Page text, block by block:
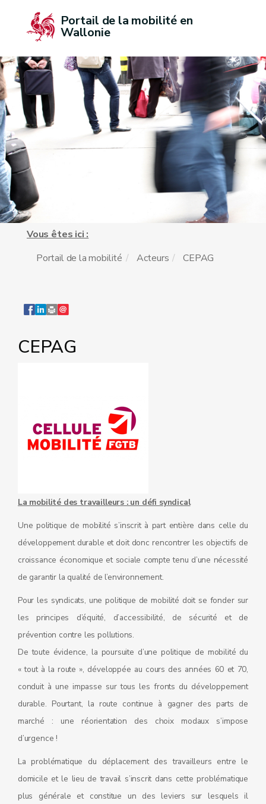
Portail de la mobilité en
Wallonie
Vous êtes ici :
Portail de la mobilité
Acteurs CEPAG
CEPAG
La mobilité des travailleurs : un défi syndical
Une politique de mobilité s’inscrit à part entière dans celle du
développement durable et doit donc rencontrer les objectifs de
croissance économique et sociale compte tenu d’une nécessité
de garantir la qualité de l’environnement.
Pour les syndicats, une politique de mobilité doit se fonder sur
les principes d’équité, d’accessibilité, de sécurité et de
prévention contre les pollutions.
De toute évidence, la poursuite d’une politique de mobilité du
« tout à la route », développée au cours des années 60 et 70,
conduit à une impasse sur tous les fronts du développement
durable. Pourtant, la route continue à gagner des parts de
marché : une réorientation des choix modaux s’impose
d’urgence !
La problématique du déplacement des travailleurs entre le
domicile et le lieu de travail s’inscrit dans cette problématique
plus générale et constitue un des leviers sur lesquels il